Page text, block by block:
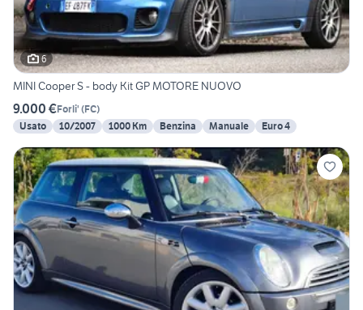
6
MINI Cooper S - body Kit GP MOTORE NUOVO
9.000 €Forli' (FC)
Usato
10/2007 1000 Km Benzina Manuale Euro 4